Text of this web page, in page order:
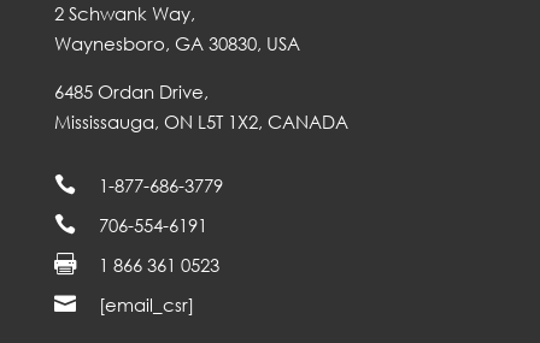
2 Schwank Way,
Waynesboro, GA 30830, USA
6485 Ordan Drive,
Mississauga, ON L5T 1X2, CANADA
 1-877-686-3779
 706-554-6191
 1 866 361 0523
 [email_csr]